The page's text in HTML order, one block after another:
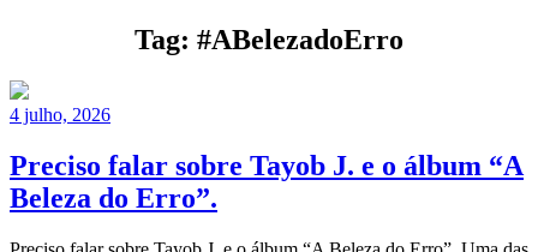
Tag: #ABelezadoErro
4 julho, 2026
Preciso falar sobre Tayob J. e o álbum “A
Beleza do Erro”.